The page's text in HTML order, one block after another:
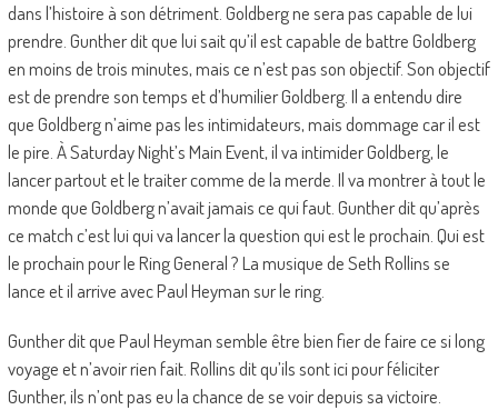
dans l’histoire à son détriment. Goldberg ne sera pas capable de lui
prendre. Gunther dit que lui sait qu’il est capable de battre Goldberg
en moins de trois minutes, mais ce n’est pas son objectif. Son objectif
est de prendre son temps et d’humilier Goldberg. Il a entendu dire
que Goldberg n’aime pas les intimidateurs, mais dommage car il est
le pire. À Saturday Night’s Main Event, il va intimider Goldberg, le
lancer partout et le traiter comme de la merde. Il va montrer à tout le
monde que Goldberg n’avait jamais ce qui faut. Gunther dit qu’après
ce match c’est lui qui va lancer la question qui est le prochain. Qui est
le prochain pour le Ring General ? La musique de Seth Rollins se
lance et il arrive avec Paul Heyman sur le ring.
Gunther dit que Paul Heyman semble être bien fier de faire ce si long
voyage et n’avoir rien fait. Rollins dit qu’ils sont ici pour féliciter
Gunther, ils n’ont pas eu la chance de se voir depuis sa victoire.